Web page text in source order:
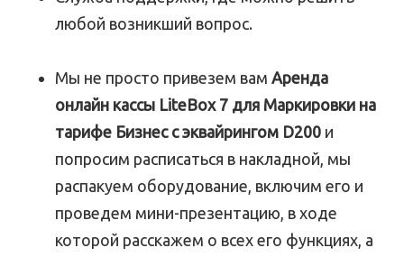
любой возникший вопрос.
Мы не просто привезем вам Аренда
онлайн кассы LiteBox 7 для Маркировки на
тарифе Бизнес с эквайрингом D200 и
попросим расписаться в накладной, мы
распакуем оборудование, включим его и
проведем мини-презентацию, в ходе
которой расскажем о всех его функциях, а